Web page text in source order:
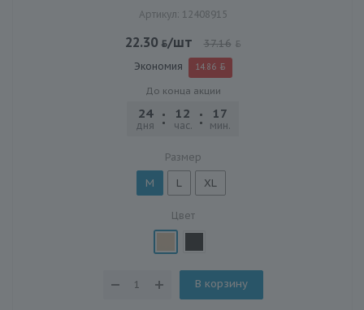
Артикул: 12408915
22.30 /шт 37.16
Экономия 14.86
До конца акции
24
дня
12
час.
17
мин.
Размер
M L XL
Цвет
В корзину